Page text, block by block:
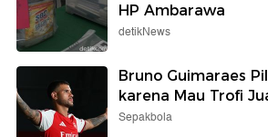
HP Ambarawa
detikNews
Bruno Guimaraes
karena Mau Trofi
Sepakbola